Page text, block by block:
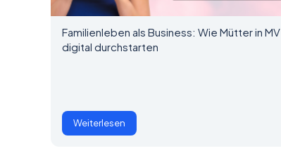
Familienleben als Business: Wie Mütter in MV
digital durchstarten
Weiterlesen